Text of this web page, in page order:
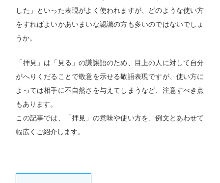
した」といった表現がよく使われますが、どのような使い方
をすればよいかあいまいな認識の方も多いのではないでしょ
うか。
「拝見」は「見る」の謙譲語のため、目上の人に対して自分
がへりくだることで敬意を示せる敬語表現ですが、使い方に
よっては相手に不自然さを与えてしまうなど、注意すべき点
もあります。
この記事では、「拝見」の意味や使い方を、例文とあわせて
幅広くご紹介します。